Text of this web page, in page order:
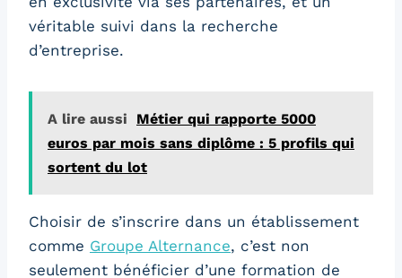
véritable suivi dans la recherche
d’entreprise.
A lire aussi
Métier qui rapporte 5000
euros par mois sans diplôme : 5 profils qui
sortent du lot
Choisir de s’inscrire dans un établissement
comme Groupe Alternance, c’est non
seulement bénéficier d’une formation de